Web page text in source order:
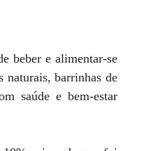
beber e alimentar-se
naturais, barrinhas de
saúde e bem-estar